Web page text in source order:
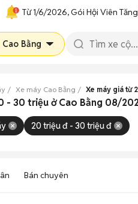
Từ 1/6/2026, Gói Hội Viên
Cao Bằng
Xe máy Cao Bằng Xe máy giá từ
- 30 triệu ở Cao Bằng 08/
20 triệu đ - 30 triệu đ
Bán chuyên